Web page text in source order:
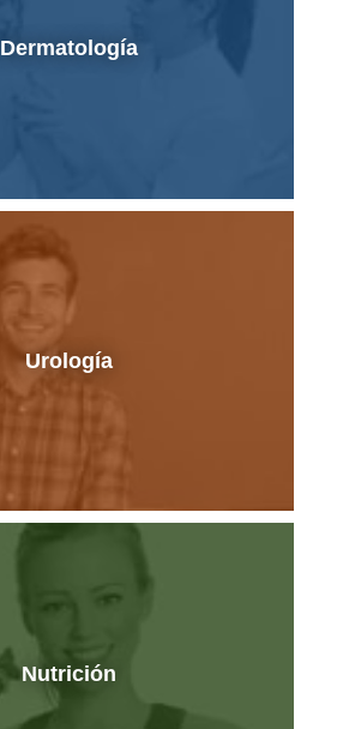
Dermatología
Urología
Nutrición